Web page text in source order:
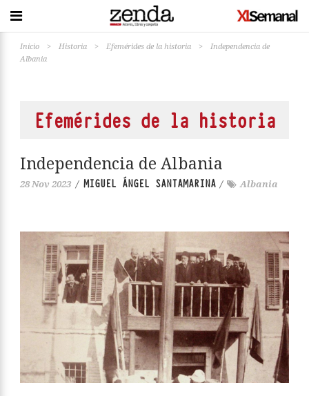
Inicio > Historia > Efemérides de la historia >
Independencia de
Albania
Efemérides de la historia
Independencia de Albania
28 Nov 2023 / MIGUEL ÁNGEL SANTAMARINA / Albania